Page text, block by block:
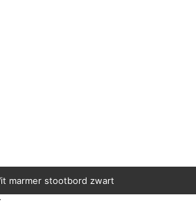
marmer stootbord zwart